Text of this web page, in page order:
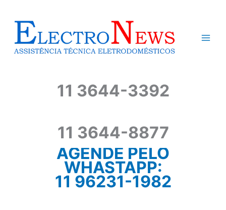
conteúdo
11 3644-3392
11 3644-8877
AGENDE PELO
WHASTAPP:
11 96231-1982